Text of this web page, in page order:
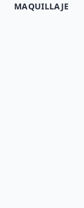
MAQUILLAJE